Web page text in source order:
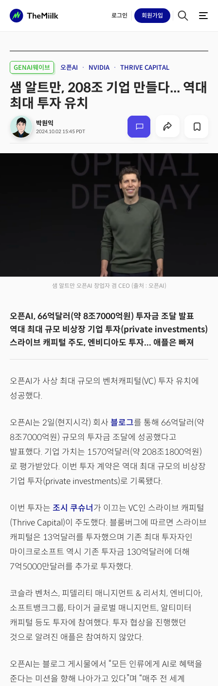
로그인 회원가입
GENAI웨이브 오픈AI NVIDIA THRIVE CAPITAL
샘 알트만, 208조 기업 만들다... 역대
최대 투자 유치
박원익
2024.10.02 15:45 PDT
샘 알트만 오픈AI 창업자 겸 CEO (출처 : 오픈AI)
오픈AI, 66억달러(약 8조7000억원) 투자금 조달 발표
역대 최대 규모 비상장 기업 투자(private investments)
스라이브 캐피털 주도, 엔비디아도 투자... 애플은 빠져
오픈AI가 사상 최대 규모의 벤처캐피털(VC) 투자 유치에
성공했다.
오픈AI는 2일(현지시각) 회사 블로그를 통해 66억달러(약
8조7000억원) 규모의 투자금 조달에 성공했다고
발표했다. 기업 가치는 1570억달러(약 208조1800억원)
로 평가받았다. 이번 투자 계약은 역대 최대 규모의 비상장
기업 투자(private investments)로 기록됐다.
이번 투자는 조시 쿠슈너 가 이끄는 VC인 스라이브 캐피털
(Thrive Capital)이 주도했다. 블룸버그에 따르면 스라이브
캐피털은 13억달러를 투자했으며 기존 최대 투자자인
마이크로소프트 역시 기존 투자금 130억달러에 더해
7억5000만달러를 추가로 투자했다.
코슬라 벤처스, 피델리티 매니지먼트 & 리서치, 엔비디아,
소프트뱅크그룹, 타이거 글로벌 매니지먼트, 알티미터
캐피털 등도 투자에 참여했다. 투자 협상을 진행했던
것으로 알려진 애플은 참여하지 않았다.
오픈AI는 블로그 게시물에서 “모든 인류에게 AI로 혜택을
준다는 미션을 향해 나아가고 있다”며 “매주 전 세계